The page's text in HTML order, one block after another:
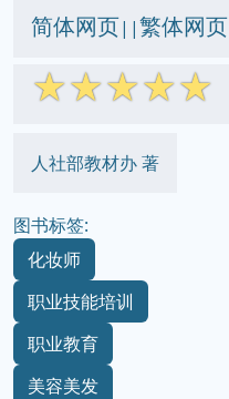
简体网页||繁体网页
☆☆☆☆☆
人社部教材办 著
图书标签:
化妆师
职业技能培训
职业教育
美容美发